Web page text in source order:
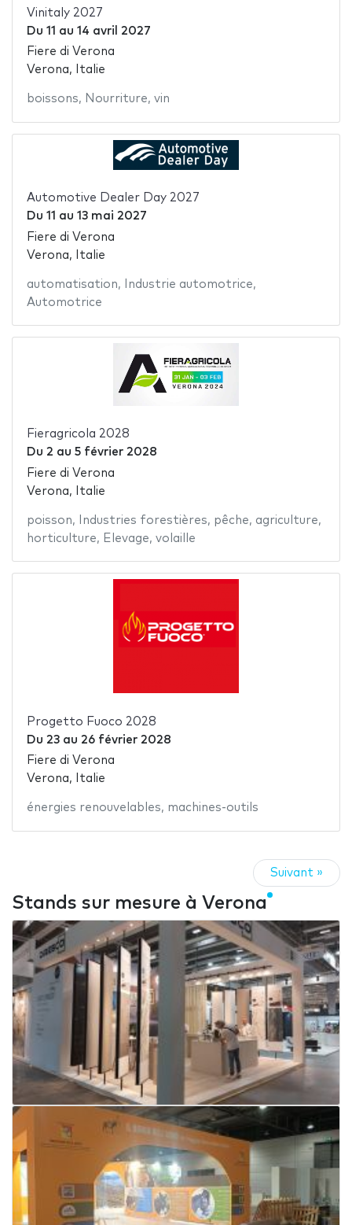
Vinitaly 2027
Du 11 au 14 avril 2027
Fiere di Verona
Verona, Italie
boissons, Nourriture, vin
Automotive Dealer Day 2027
Du 11 au 13 mai 2027
Fiere di Verona
Verona, Italie
automatisation, Industrie automotrice,
Automotrice
Fieragricola 2028
Du 2 au 5 février 2028
Fiere di Verona
Verona, Italie
poisson, Industries forestières, pêche, agriculture,
horticulture, Elevage, volaille
Progetto Fuoco 2028
Du 23au 26 février 2028
Fiere di Verona
Verona, Italie
énergies renouvelables, machines-outils
Suivant »
Stands sur mesure à Verona